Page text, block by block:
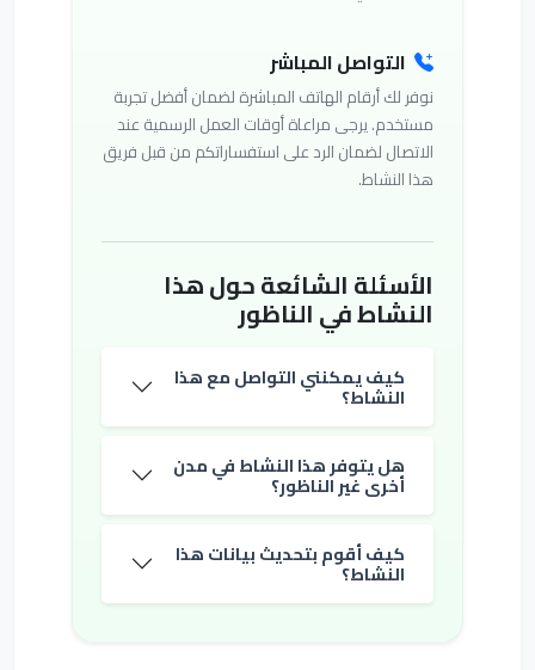
التواصل المباشر
نوفر لك أرقام الهاتف المباشرة لضمان أفضل تجربة
مستخدم. يرجى مراعاة أوقات العمل الرسمية عند
الاتصال لضمان الرد على استفساراتكم من قبل فريق
هذا النشاط.
الأسئلة الشائعة حول هذا
النشاط في الناظور
كيف يمكنني التواصل مع هذا
النشاط؟
هل يتوفر هذا النشاط في مدن
أخرى غير الناظور؟
كيف أقوم بتحديث بيانات هذا
النشاط؟